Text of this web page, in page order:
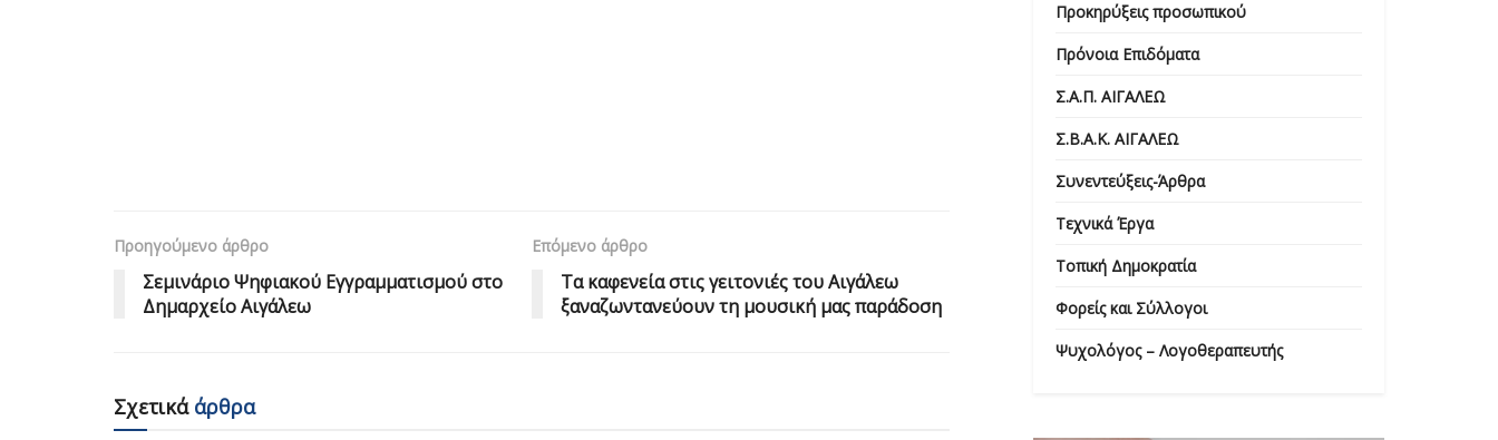
Προηγούμενο άρθρο
Σεμινάριο Ψηφιακού Εγγραμματισμού στο
Δημαρχείο Αιγάλεω
Επόμενο άρθρο
Τα καφενεία στις γειτονιές του Αιγάλεω
ξαναζωντανεύουν τη μουσική μας παράδοση
Σχετικάάρθρα
Προκηρύξεις προσωπικού
Πρόνοια Επιδόματα
Σ.Α.Π. ΑΙΓΑΛΕΩ
Σ.Β.Α.Κ. ΑΙΓΑΛΕΩ
Συνεντεύξεις-Άρθρα
Τεχνικά Έργα
Τοπική Δημοκρατία
Φορείς και Σύλλογοι
Ψυχολόγος – Λογοθεραπευτής